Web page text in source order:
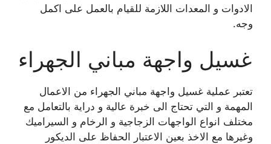
الادوات و المعدات اللازمة للقيام بالعمل على اكمل
وجه.
غسيل واجهة مباني الجهراء
تعتبر عملية غسيل واجهة مباني الجهراء من الاعمال
المهمة و التي تحتاج الى خبرة عالية و دراية بالتعامل مع
مختلف انواع الواجهات الزجاجية و الرخام و السيراميك
وغيرها مع الاخذ بعين الاعتبار الحفاظ على الديكور